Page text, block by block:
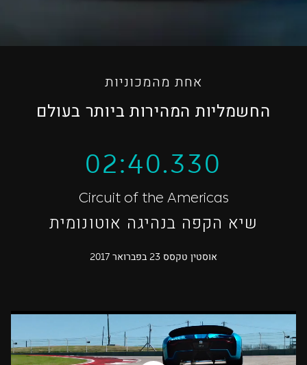
אחת מהמכוניות
החשמליות המהירות ביותר בעולם
02:40.330
Circuit of the Americas
שיא הקפה בנהיגה אוטונומית
אוסטין טקסס 23 בפברואר 2017